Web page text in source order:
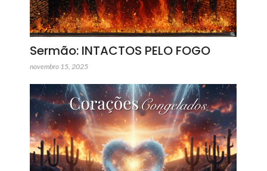
Sermão: INTACTOS PELO FOGO
novembro 15, 2025